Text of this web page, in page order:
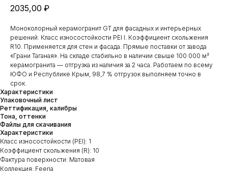
2035,00 ₽
Моноколорный керамогранит GT для фасадных и интерьерных
решений. Класс износостойкости PEI I. Коэффициент скольжения
R10. Применяется для стен и фасада. Прямые поставки от завода
«Грани Таганая». На складе стабильно в наличии свыше 100 000 м²
керамогранита — отгрузка из наличия за 2 часа. Работаем по всему
ЮФО и Республике Крым, 98,7 % отгрузок выполняем точно в
срок.
Характеристики
Упаковочный лист
Реттификация, калибры
Тона, оттенки
Файлы для скачивания
Характеристики
Класс износостойкости (PEI): 1
Коэффициент скольжения (R): 10
Фактура поверхности: Матовая
Коллекция: Feeria